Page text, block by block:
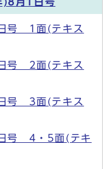
号 1面(テキス
号 2面(テキス
号 3面(テキス
号 4・5面(テキ